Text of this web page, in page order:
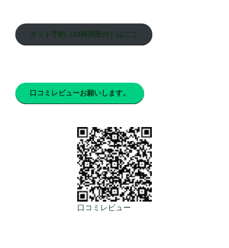
ネット予約（24時間受付）はここ
口コミレビューお願いします。
口コミレビュー